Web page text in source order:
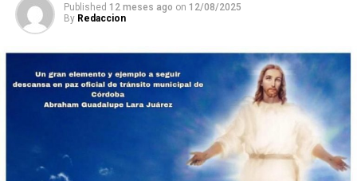
Published 12 meses ago on 12/08/2025
By Redaccion